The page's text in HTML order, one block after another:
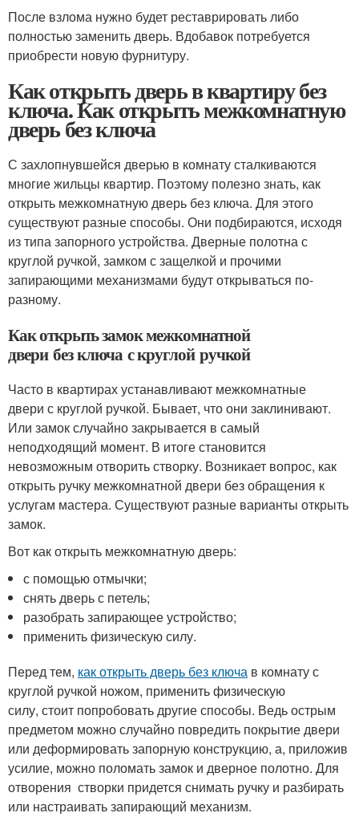
После взлома нужно будет реставрировать либо
полностью заменить дверь. Вдобавок потребуется
приобрести новую фурнитуру.
Как открыть дверь в квартиру без
ключа. Как открыть межкомнатную
дверь без ключа
С захлопнувшейся дверью в комнату сталкиваются
многие жильцы квартир. Поэтому полезно знать, как
открыть межкомнатную дверь без ключа. Для этого
существуют разные способы. Они подбираются, исходя
из типа запорного устройства. Дверные полотна с
круглой ручкой, замком с защелкой и прочими
запирающими механизмами будут открываться по-
разному.
Как открыть замок межкомнатной
двери без ключа с круглой ручкой
Часто в квартирах устанавливают межкомнатные
двери с круглой ручкой. Бывает, что они заклинивают.
Или замок случайно закрывается в самый
неподходящий момент. В итоге становится
невозможным отворить створку. Возникает вопрос, как
открыть ручку межкомнатной двери без обращения к
услугам мастера. Существуют разные варианты открыть
замок.
Вот как открыть межкомнатную дверь:
с помощью отмычки;
снять дверь с петель;
разобрать запирающее устройство;
применить физическую силу.
Перед тем, как открыть дверь без ключа в комнату с
круглой ручкой ножом, применить физическую
силу, стоит попробовать другие способы. Ведь острым
предметом можно случайно повредить покрытие двери
или деформировать запорную конструкцию, а, приложив
усилие, можно поломать замок и дверное полотно. Для
отворения створки придется снимать ручку и разбирать
или настраивать запирающий механизм.